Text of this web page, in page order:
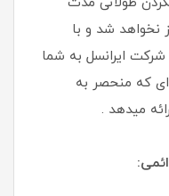
نخواهد شد و با
ایرانسل به شما
ای که منحصر به
میدهد .